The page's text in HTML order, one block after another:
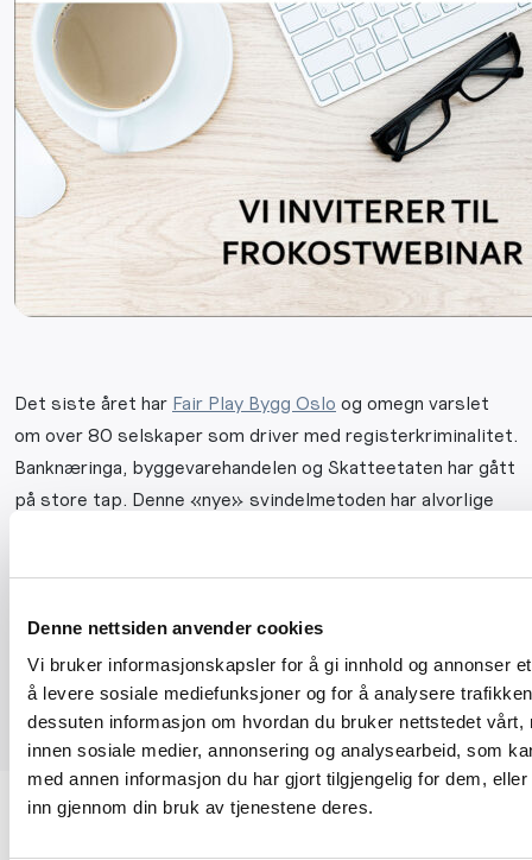
Denne nettsiden anvender cookies
Vi bruker informasjonskapsler for å gi innhold og annonser
å levere sosiale mediefunksjoner og for å analysere
dessuten informasjon om hvordan du bruker nettstedet vårt,
innen sosiale medier, annonsering og analysearbeid, som
med annen informasjon du har gjort tilgjengelig for dem,
inn gjennom din bruk av tjenestene deres.
Det siste året har Fair Play Bygg Oslo og omegn varslet
om over 80 selskaper som driver med registerkriminalitet.
Banknæringa, byggevarehandelen og Skatteetaten har gått
på store tap. Denne «nye» svindelmetoden har alvorlige
I dette webinaret vilHanna Kjemprud,Fagansvarlig A-
registerkriminalitet og annen arbeidslivskriminalitet.